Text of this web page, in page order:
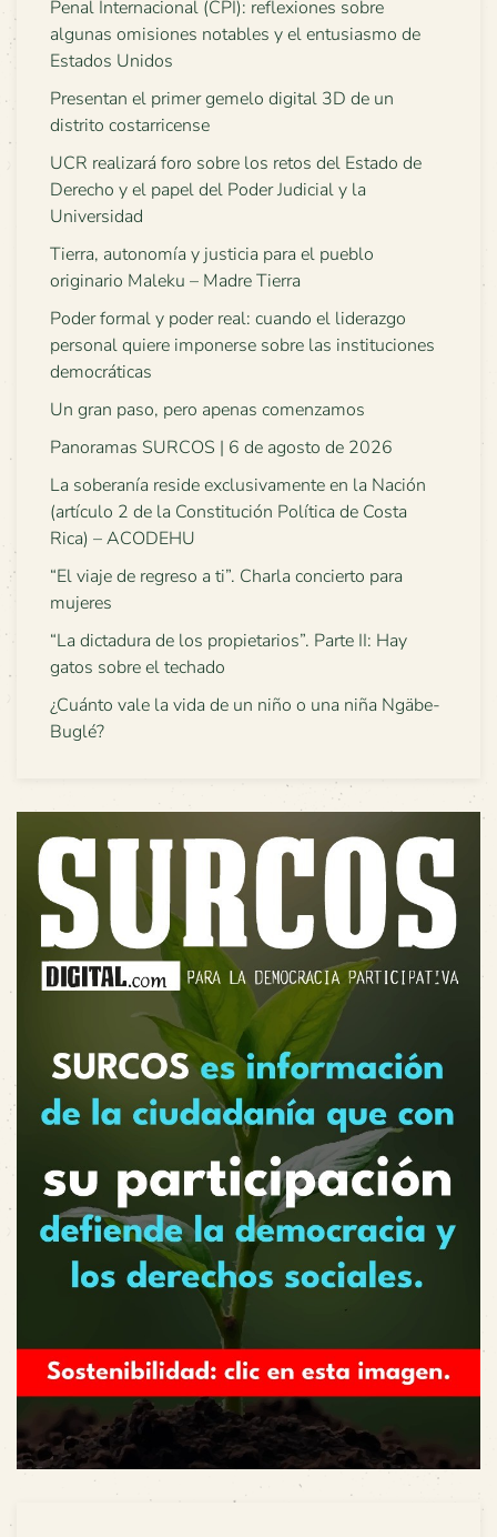
Penal Internacional (CPI): reflexiones sobre
algunas omisiones notables y el entusiasmo de
Estados Unidos
Presentan el primer gemelo digital 3D de un
distrito costarricense
UCR realizará foro sobre los retos del Estado de
Derecho y el papel del Poder Judicial y la
Universidad
Tierra, autonomía y justicia para el pueblo
originario Maleku – Madre Tierra
Poder formal y poder real: cuando el liderazgo
personal quiere imponerse sobre las instituciones
democráticas
Un gran paso, pero apenas comenzamos
Panoramas SURCOS | 6 de agosto de 2026
La soberanía reside exclusivamente en la Nación
(artículo 2 de la Constitución Política de Costa
Rica) – ACODEHU
“El viaje de regreso a ti”. Charla concierto para
mujeres
“La dictadura de los propietarios”. Parte II: Hay
gatos sobre el techado
¿Cuánto vale la vida de un niño o una niña Ngäbe-
Buglé?